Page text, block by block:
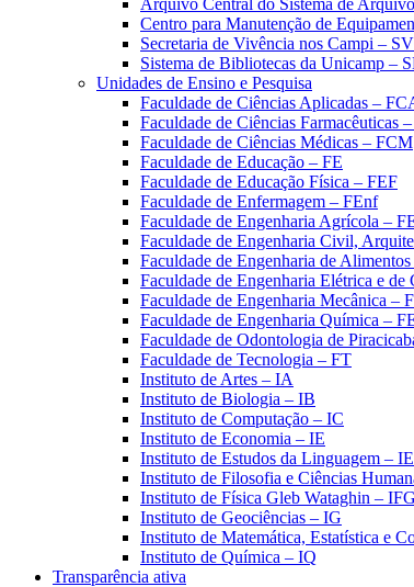
Arquivo Central do Sistema de
Centro para Manutenção de
Secretaria de Vivência nos Campi –
Sistema de Bibliotecas da Unicamp –
Unidades de Ensino e Pesquisa
Faculdade de Ciências Aplicadas –
Faculdade de Ciências Farmacêuticas
Faculdade de Ciências Médicas – FCM
Faculdade de Educação – FE
Faculdade de Educação Física – FEF
Faculdade de Enfermagem – FEnf
Faculdade de Engenharia Agrícola –
Faculdade de Engenharia Civil,
Faculdade de Engenharia de
Faculdade de Engenharia Elétrica e de
Faculdade de Engenharia Mecânica –
Faculdade de Engenharia Química –
Faculdade de Odontologia de
Faculdade de Tecnologia – FT
Instituto de Artes – IA
Instituto de Biologia – IB
Instituto de Computação – IC
Instituto de Economia – IE
Instituto de Estudos da Linguagem –
Instituto de Filosofia e Ciências
Instituto de Física Gleb Wataghin –
Instituto de Geociências – IG
Instituto de Matemática, Estatística e
Instituto de Química – IQ
Transparência ativa